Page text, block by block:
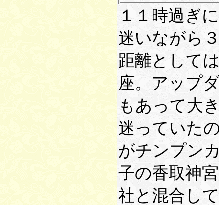
１１時過ぎ
迷いながら
距離として
座。アップ
もあって大
迷っていた
がチンプン
子の香取神
社と混合し